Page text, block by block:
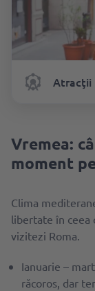
Atracţii
Vremea:
moment
Clima
libertate în ceea
vizitezi Roma.
Ianuarie –
răcoros, dar